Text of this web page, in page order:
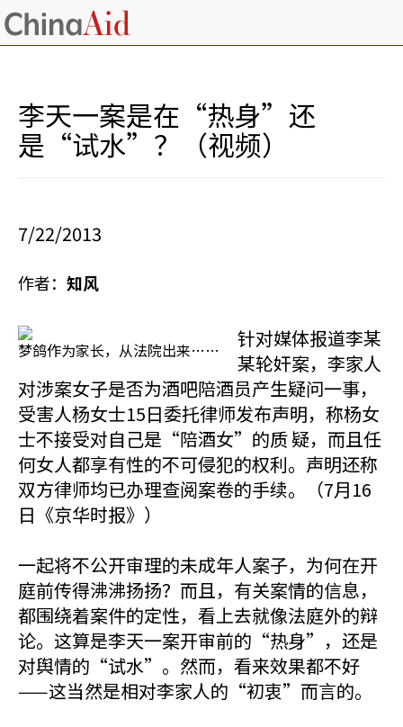
李天一案是在“热身”还
是“试水”？（视频）
7/22/2013
作者： 知风
梦鸽作为家长，从法院出来……
针对媒体报道李某
某轮奸案，李家人
对涉案女子是否为酒吧陪酒员产生疑问一事，
受害人杨女士15日委托律师发布声明，称杨女
士不接受对自己是“陪酒女”的质 疑，而且任
何女人都享有性的不可侵犯的权利。声明还称
双方律师均已办理查阅案卷的手续。（7月16
日《京华时报》）
一起将不公开审理的未成年人案子，为何在开
庭前传得沸沸扬扬？而且，有关案情的信息，
都围绕着案件的定性，看上去就像法庭外的辩
论。这算是李天一案开审前的“热身”，还是
对舆情的“试水”。然而，看来效果都不好
——这当然是相对李家人的“初衷”而言的。